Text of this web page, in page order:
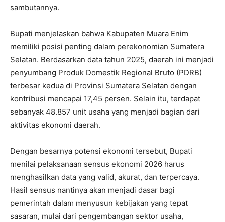
sambutannya.
Bupati menjelaskan bahwa Kabupaten Muara Enim
memiliki posisi penting dalam perekonomian Sumatera
Selatan. Berdasarkan data tahun 2025, daerah ini menjadi
penyumbang Produk Domestik Regional Bruto (PDRB)
terbesar kedua di Provinsi Sumatera Selatan dengan
kontribusi mencapai 17,45 persen. Selain itu, terdapat
sebanyak 48.857 unit usaha yang menjadi bagian dari
aktivitas ekonomi daerah.
Dengan besarnya potensi ekonomi tersebut, Bupati
menilai pelaksanaan sensus ekonomi 2026 harus
menghasilkan data yang valid, akurat, dan terpercaya.
Hasil sensus nantinya akan menjadi dasar bagi
pemerintah dalam menyusun kebijakan yang tepat
sasaran, mulai dari pengembangan sektor usaha,